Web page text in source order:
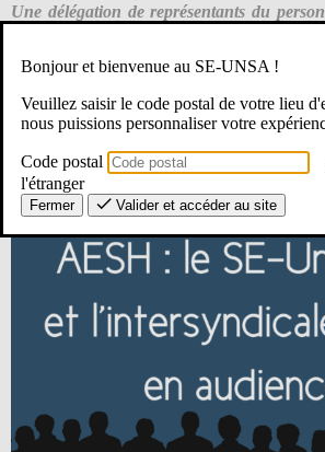
Une délégation de représentants du
travail.
Bonjour et bienvenue au SE-UNSA !
Veuillez saisir le code postal de votre lieu
nous puissions personnaliser votre
Code postal
l'étranger
Fermer Valider et accéder au site